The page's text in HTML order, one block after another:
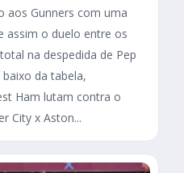
aos Gunners com uma
assim o duelo entre os
na despedida de Pep
da tabela,
Ham lutam contra o
City x Aston...